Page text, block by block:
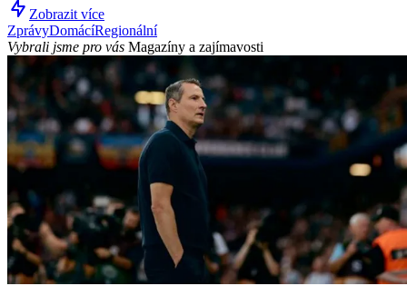
Zobrazit více
ZprávyDomácíRegionální
Vybrali jsme pro vás Magazíny a zajímavosti